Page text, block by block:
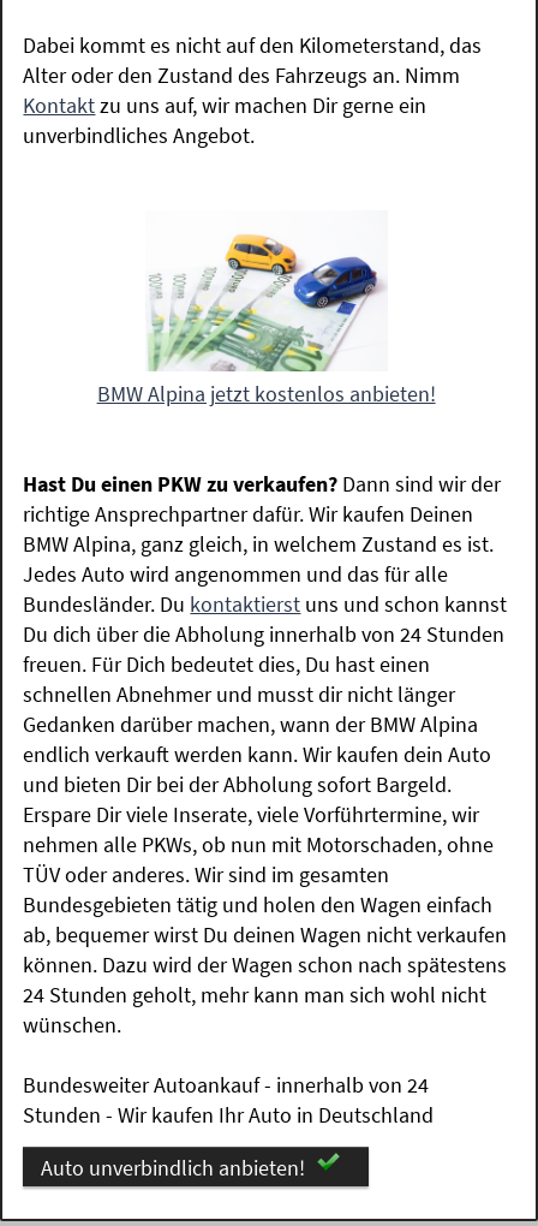
Dabei kommt es nicht auf den Kilometerstand, das
Alter oder den Zustand des Fahrzeugs an. Nimm
Kontaktzu uns auf, wir machen Dir gerne ein
unverbindliches Angebot.
BMW Alpina jetzt kostenlos anbieten!
Hast Du einen PKW zu verkaufen? Dann sind wir der
richtige Ansprechpartner dafür. Wir kaufen Deinen
BMW Alpina, ganz gleich, in welchem Zustand es ist.
Jedes Auto wird angenommen und das für alle
Bundesländer. Du kontaktierst uns und schon kannst
Du dich über die Abholung innerhalb von 24 Stunden
freuen. Für Dich bedeutet dies, Du hast einen
schnellen Abnehmer und musst dir nicht länger
Gedanken darüber machen, wann der BMW Alpina
endlich verkauft werden kann. Wir kaufen dein Auto
und bieten Dir bei der Abholung sofort Bargeld.
Erspare Dir viele Inserate, viele Vorführtermine, wir
nehmen alle PKWs, ob nun mit Motorschaden, ohne
TÜV oder anderes. Wir sind im gesamten
Bundesgebieten tätig und holen den Wagen einfach
ab, bequemer wirst Du deinen Wagen nicht verkaufen
können. Dazu wird der Wagen schon nach spätestens
24 Stunden geholt, mehr kann man sich wohl nicht
wünschen.
Bundesweiter Autoankauf - innerhalb von 24
Stunden - Wir kaufen Ihr Auto in Deutschland
Auto unverbindlich anbieten!